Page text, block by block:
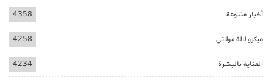
أخبار متنوعة 4358
ميكرو لالة مولاتي 4258
العناية بالبشرة 4234